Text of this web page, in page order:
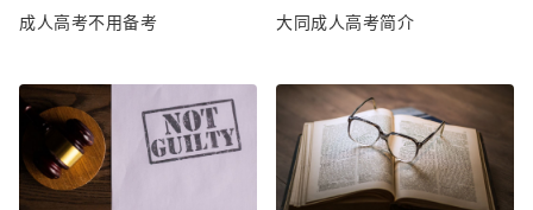
成人高考不用备考 大同成人高考简介